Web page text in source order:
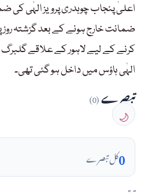
اعلیٰ پنجاب چوہدری پرویز الہٰی کی
ضمانت خارج ہونے کے بعد گزشتہ روز
کرنے کے لیے لاہور کے علاقے گلبرگ
الہٰی ہاؤس میں داخل ہو گئی تھی۔
تبصرے(0)
🌙
0کل تبصرے